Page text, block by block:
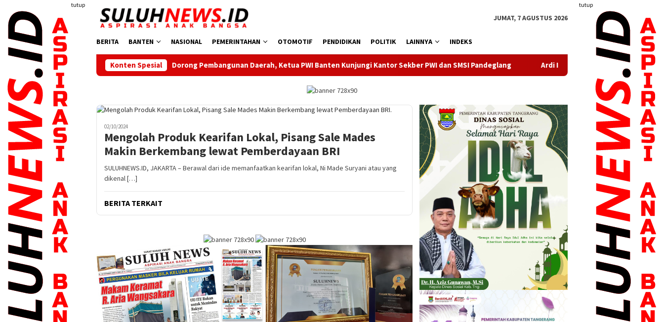
konten
tutup tutup
JUMAT, 7 AGUSTUS 2026
BERITA BANTEN NASIONAL PEMERINTAHAN OTOMOTIF PENDIDIKAN POLITIK LAINNYA INDEKS
Konten Spesial
Dorong Pembangunan Daerah, Ketua PWI Banten Kunjungi Kantor Sekber PWI dan SMSI Pandeglang Ardi Irawan Resmi Pimpin Kelurahan Sangiang Jaya, Siap
02/10/2024
Mengolah Produk Kearifan Lokal, Pisang Sale Mades
Makin Berkembang lewat Pemberdayaan BRI
SULUHNEWS.ID, JAKARTA – Berawal dari ide memanfaatkan kearifan lokal, Ni Made Suryani atau yang
dikenal […]
BERITA TERKAIT